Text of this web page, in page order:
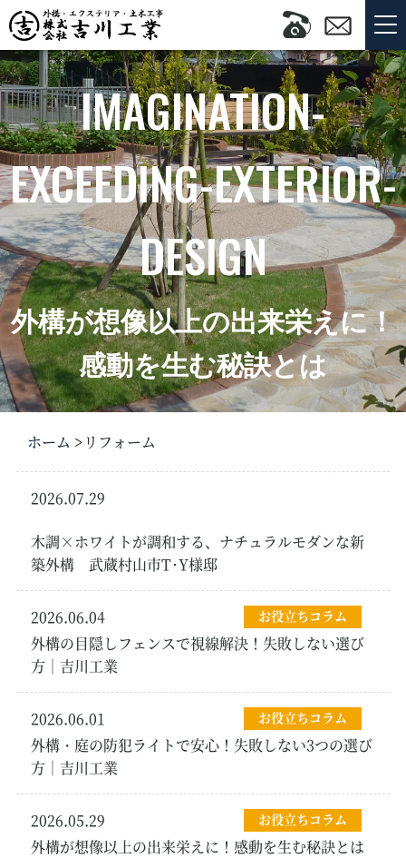
IMAGINATION-
EXCEEDING-EXTERIOR-
DESIGN
外構が想像以上の出来栄えに！
感動を生む秘訣とは
ホーム リフォーム
2026.07.29
木調×ホワイトが調和する、ナチュラルモダンな新
築外構 武蔵村山市T･Y様邸
2026.06.04 お役立ちコラム
外構の目隠しフェンスで視線解決！失敗しない選び
方｜吉川工業
2026.06.01 お役立ちコラム
外構・庭の防犯ライトで安心！失敗しない3つの選び
方｜吉川工業
2026.05.29 お役立ちコラム
外構が想像以上の出来栄えに！感動を生む秘訣とは